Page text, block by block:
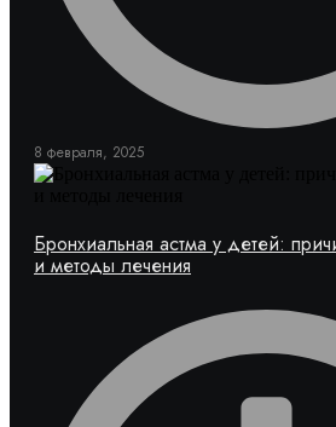
8 февраля, 2025
Бронхиальная астма у детей:
и методы лечения